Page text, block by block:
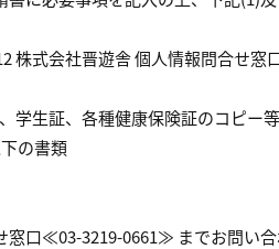
株式会社晋遊舎 個人情報問合せ窓
学生証、各種健康保険証のコピー等
の書類
窓口≪03-3219-0661≫ までお問い合